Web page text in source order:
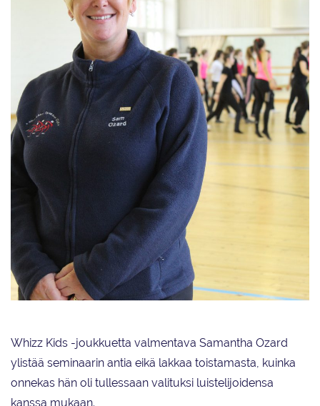
Whizz Kids -joukkuetta valmentava Samantha Ozard
ylistää seminaarin antia eikä lakkaa toistamasta, kuinka
onnekas hän oli tullessaan valituksi luistelijoidensa
kanssa mukaan.